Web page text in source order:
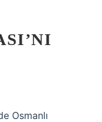
Osmanlı